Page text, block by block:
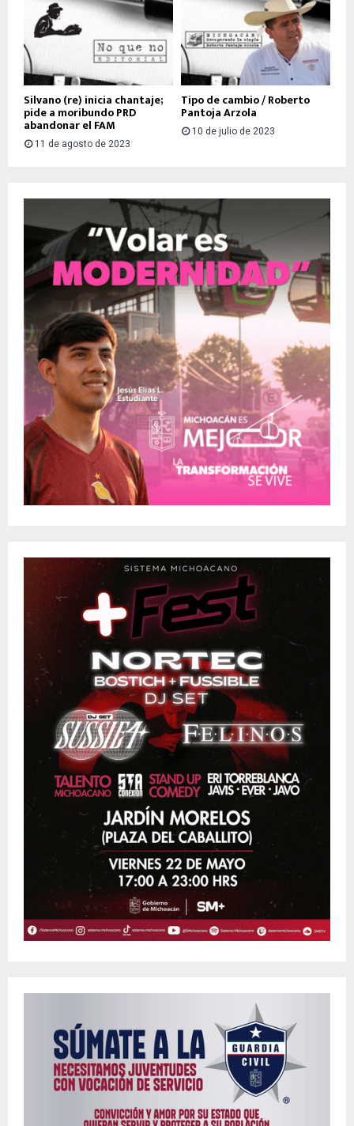
Silvano (re) inicia chantaje;
pide a moribundo PRD
abandonar el FAM
11 de agosto de 2023
Tipo de cambio / Roberto
Pantoja Arzola
10 de julio de 2023